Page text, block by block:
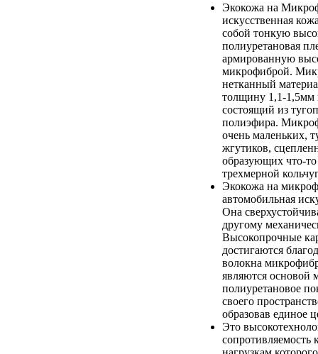
Экокожа на
искусственная
собой тонкую
полиуретановая
армированную
микрофиброй.
нетканный
толщину 1,1-1,5мм
состоящий из
полиэфира.
очень маленьких,
жгутиков,
образующих что-
трехмерной
Экокожа на
автомобильная
Она
другому
Высокопрочные
достигаются
волокна
являются основой
полиуретановое
своего
образовав единое
Это
сопротивляемость